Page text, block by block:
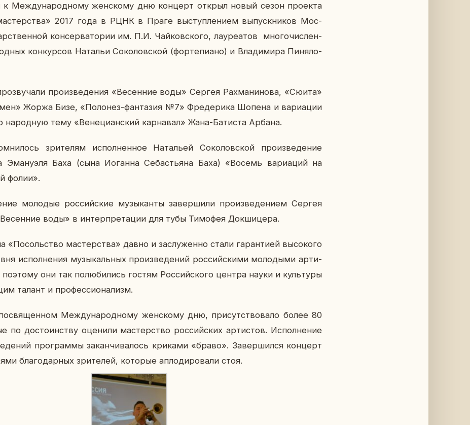
к Меж­ду­на­род­но­му жен­ско­му дню кон­церт открыл новый сезон про­ек­та
2017 года в РЦНК в Праге вы­ступ­ле­ни­ем вы­пуск­ни­ков Мос­
кон­сер­ва­то­рии им. П.И. Чай­ков­ско­го, ла­у­ре­а­тов мно­го­чис­лен­
кон­кур­сов На­та­льи Со­ко­лов­ской (фор­те­пи­а­но) и Вла­ди­ми­ра Пи­ня­ло­
про­из­ве­де­ния «Ве­сен­ние воды» Сергея Рах­ма­ни­но­ва, «Сюита»
Жоржа Бизе, «По­ло­нез-фан­та­зия №7» Фре­де­ри­ка Шопена и ва­ри­а­ции
на­род­ную тему «Ве­не­ци­ан­ский кар­на­вал» Жана-Ба­ти­ста Арбана.
зри­те­лям ис­пол­нен­ное На­та­льей Со­ко­лов­ской про­из­ве­де­ние
Эма­ну­э­ля Баха (сына Иоган­на Се­бастья­на Баха) «Восемь ва­ри­а­ций на
фолии».
мо­ло­дые рос­сий­ские му­зы­кан­ты за­вер­ши­ли про­из­ве­де­ни­ем Сергея
воды» в ин­тер­пре­та­ции для тубы Ти­мо­фея Док­ши­це­ра.
«По­соль­ство ма­стер­ства» давно и за­слу­жен­но стали га­ран­ти­ей вы­со­ко­го
ис­пол­не­ния му­зы­каль­ных про­из­ве­де­ний рос­сий­ски­ми мо­ло­ды­ми ар­ти­
они так по­лю­би­лись гостям Рос­сий­ско­го центра науки и куль­ту­ры
талант и про­фес­си­о­на­лизм.
Меж­ду­на­род­но­му жен­ско­му дню, при­сут­ство­ва­ло более 80
по до­сто­ин­ству оце­ни­ли ма­стер­ство рос­сий­ских ар­ти­стов. Ис­пол­не­ние
про­грам­мы за­кан­чи­ва­лось кри­ка­ми «браво». За­вер­шил­ся кон­церт
бла­го­дар­ных зри­те­лей, ко­то­рые ап­ло­ди­ро­ва­ли стоя.